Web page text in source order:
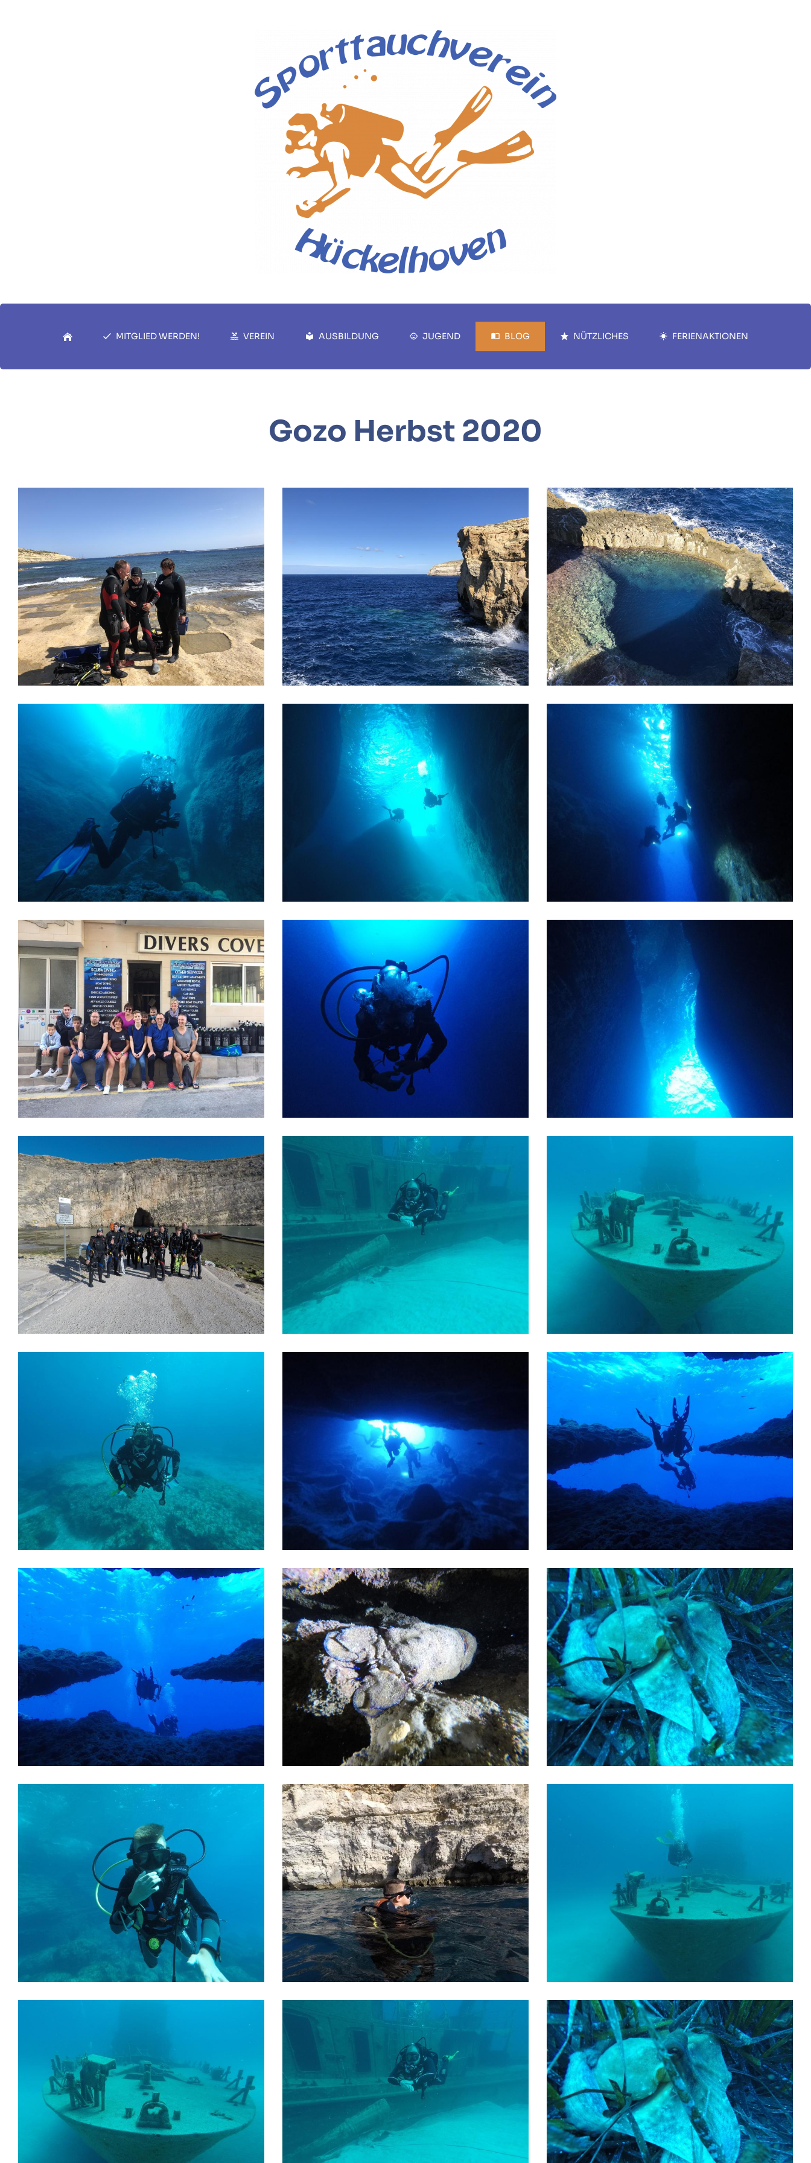
MITGLIED WERDEN! VEREIN AUSBILDUNG JUGEND BLOG NÜTZLICHES FERIENAKTIONEN
Gozo Herbst 2020